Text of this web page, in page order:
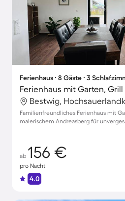
Ferienhaus ∙ 8 Gäste ∙ 3
Bestwig,
Familienfreundliches Ferienhaus mit
malerischem Andreasberg für
ab 156 €
pro Nacht
4.0